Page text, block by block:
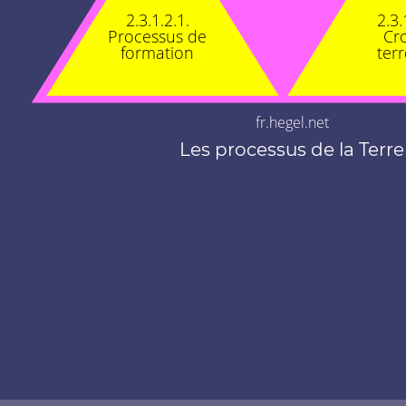
2.3.1.2.1.
Processus de
formation
fr.hegel.net
Les processus de la Terre